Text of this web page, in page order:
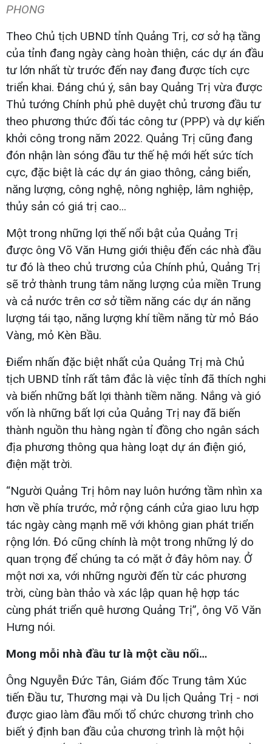
PHONG
Theo Chủ tịch UBND tỉnh Quảng Trị, cơ sở hạ tầng
của tỉnh đang ngày càng hoàn thiện, các dự án đầu
tư lớn nhất từ trước đến nay đang được tích cực
triển khai. Đáng chú ý, sân bay Quảng Trị vừa được
Thủ tướng Chính phủ phê duyệt chủ trương đầu tư
theo phương thức đối tác công tư (PPP) và dự kiến
khởi công trong năm 2022. Quảng Trị cũng đang
đón nhận làn sóng đầu tư thế hệ mới hết sức tích
cực, đặc biệt là các dự án giao thông, cảng biển,
năng lượng, công nghệ, nông nghiệp, lâm nghiệp,
thủy sản có giá trị cao...
Một trong những lợi thế nổi bật của Quảng Trị
được ông Võ Văn Hưng giới thiệu đến các nhà đầu
tư đó là theo chủ trương của Chính phủ, Quảng Trị
sẽ trở thành trung tâm năng lượng của miền Trung
và cả nước trên cơ sở tiềm năng các dự án năng
lượng tái tạo, năng lượng khí tiềm năng từ mỏ Báo
Vàng, mỏ Kèn Bầu.
Điểm nhấn đặc biệt nhất của Quảng Trị mà Chủ
tịch UBND tỉnh rất tâm đắc là việc tỉnh đã thích nghi
và biến những bất lợi thành tiềm năng. Nắng và gió
vốn là những bất lợi của Quảng Trị nay đã biến
thành nguồn thu hàng ngàn tỉ đồng cho ngân sách
địa phương thông qua hàng loạt dự án điện gió,
điện mặt trời.
“Người Quảng Trị hôm nay luôn hướng tầm nhìn xa
hơn về phía trước, mở rộng cánh cửa giao lưu hợp
tác ngày càng mạnh mẽ với không gian phát triển
rộng lớn. Đó cũng chính là một trong những lý do
quan trọng để chúng ta có mặt ở đây hôm nay. Ở
một nơi xa, với những người đến từ các phương
trời, cùng bàn thảo và xác lập quan hệ hợp tác
cùng phát triển quê hương Quảng Trị”, ông Võ Văn
Hưng nói.
Mong mỗi nhà đầu tư là một cầu nối…
Ông Nguyễn Đức Tân, Giám đốc Trung tâm Xúc
tiến Đầu tư, Thương mại và Du lịch Quảng Trị - nơi
được giao làm đầu mối tổ chức chương trình cho
biết ý định ban đầu của chương trình là một hội